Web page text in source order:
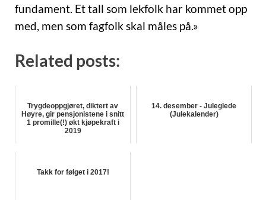
fundament. Et tall som lekfolk har kommet opp
med, men som fagfolk skal måles på.»
Related posts:
Trygdeoppgjøret, diktert av
Høyre, gir pensjonistene i snitt
1 promille(!) økt kjøpekraft i
2019
14. desember - Juleglede
(Julekalender)
Takk for følget i 2017!